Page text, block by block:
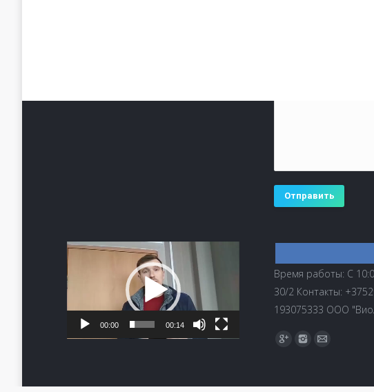
Отправить
Видеоплеер
00:00 00:14
Время работы: С
30/2 Контакты:
193075333 ООО
Найдите нас: